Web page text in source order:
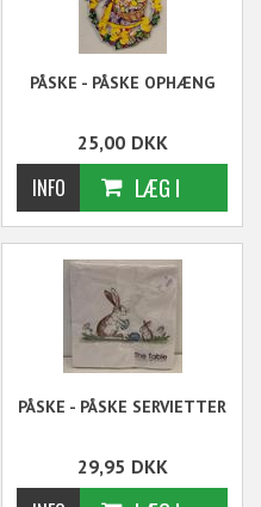
PÅSKE - PÅSKE OPHÆNG
25,00 DKK
PÅSKE - PÅSKE SERVIETTER
29,95 DKK